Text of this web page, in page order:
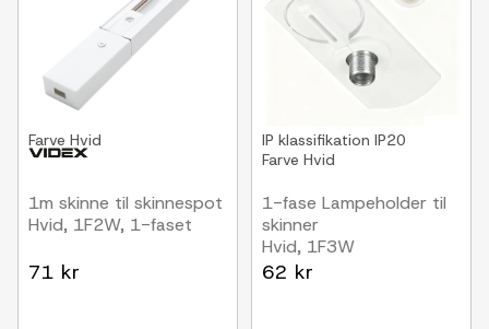
Farve Hvid
1m skinne til skinnespot
Hvid, 1F2W, 1-faset
71 kr
IP klassifikation IP20
Farve Hvid
1-fase Lampeholder til
skinner
Hvid, 1F3W
62 kr